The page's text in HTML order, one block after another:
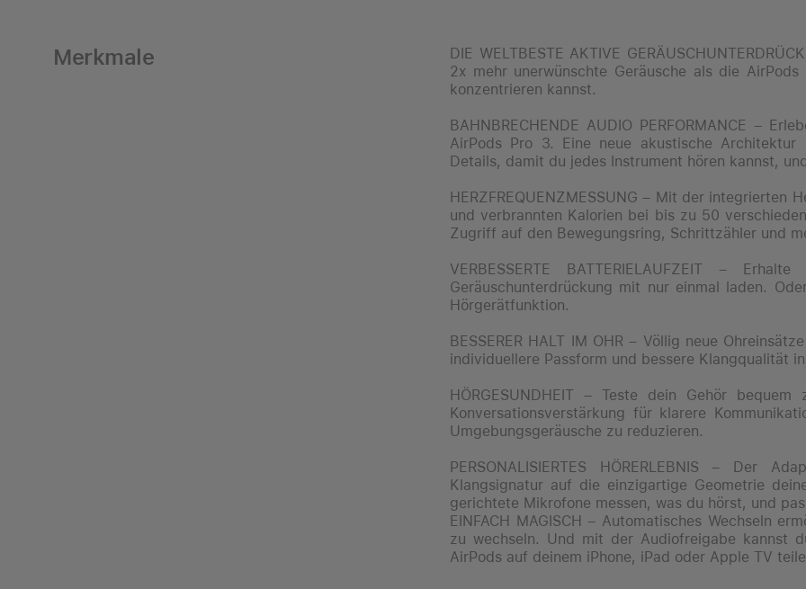
Merkmale
DIE WELTBESTE AKTIVE
2x mehr unerwünschte Geräusche als die
konzentrieren kannst.
BAHNBRECHENDE AUDIO PERFORMANCE –
AirPods Pro 3. Eine neue akustische
Details, damit du jedes Instrument hören kannst,
HERZFREQUENZ­MESSUNG – Mit der integrierten
und verbrannten Kalorien bei bis zu 50
Zugriff auf den Bewegungsring, Schrittzähler und
VERBESSERTE BATTERIELAUFZEIT –
Geräuschunterdrückung mit nur einmal laden.
Hörgerätfunktion.
BESSERER HALT IM OHR – Völlig neue
individuellere Passform und bessere Klangqualität
HÖRGESUNDHEIT – Teste dein Gehör
Konver­sations­verstärkung für klarere
Umgebungs­geräusche zu reduzieren.
PERSONALISIERTES HÖRERLEBNIS – Der
Klangsignatur auf die einzigartige Geometrie
gerich­tete Mikrofone messen, was du hörst, und
EINFACH MAGISCH – Automatisches Wechseln
zu wechseln. Und mit der Audiofreigabe kannst
AirPods auf deinem iPhone, iPad oder Apple TV